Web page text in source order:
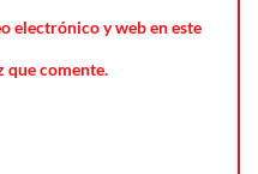
electrónico y web en este
que comente.